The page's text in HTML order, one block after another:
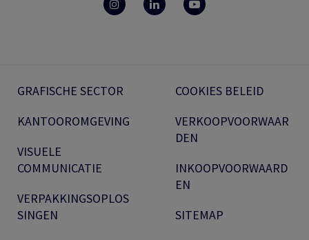
GRAFISCHE SECTOR
KANTOOROMGEVING
VISUELE
COMMUNICATIE
VERPAKKINGSOPLOS
SINGEN
COOKIES BELEID
VERKOOPVOORWAAR
DEN
INKOOPVOORWAARD
EN
SITEMAP